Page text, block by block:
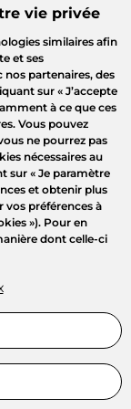
vie privée
similaires afin
et ses
partenaires, des
sur « J’accepte
à ce que ces
Vous pouvez
ne pourrez pas
nécessaires au
sur « Je paramètre
et obtenir plus
préférences à
»). Pour en
dont celle-ci